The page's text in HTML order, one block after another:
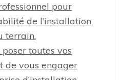
pour
de l’installation
terrain.
poser toutes vos
de vous engager